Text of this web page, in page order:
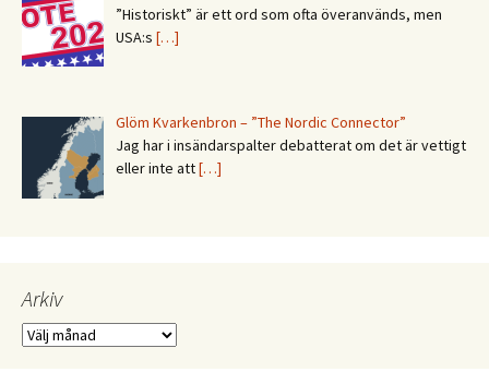
”Historiskt” är ett ord som ofta överanvänds, men
USA:s […]
Glöm Kvarkenbron – ”The Nordic Connector”
Jag har i insändarspalter debatterat om det är vettigt
eller inte att[…]
Arkiv
Arkiv